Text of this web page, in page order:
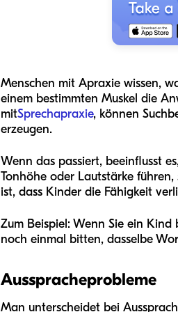
Menschen mit Apraxie wissen,
einem bestimmten Muskel die
mitSprechapraxie, können
erzeugen.
Wenn das passiert, beeinflusst
Tonhöhe oder Lautstärke
ist, dass Kinder die Fähigkeit
Zum Beispiel: Wenn Sie ein
noch einmal bitten, dasselbe
Ausspracheprobleme
Man unterscheidet bei